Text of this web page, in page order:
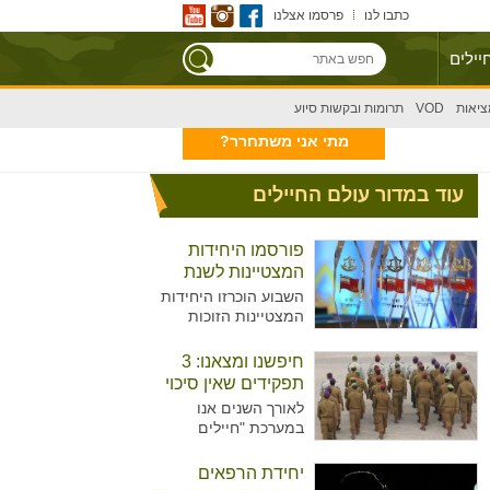
כתבו לנו פרסמו אצלנו
VOD תרומות ובקשות סיוע
מתי אני משתחרר?
עוד במדור עולם החיילים
פורסמו היחידות
המצטיינות לשנת
2020
השבוע הוכרזו היחידות
המצטיינות הזוכות
2020, שיוענק בטקס
שיתקיים בחודש הבא.
האם היחידה שלכם
ברשימה?
חיפשנו ומצאנו: 3
תפקידים שאין סיכוי
שאתם מכירים
לאורך השנים אנו
במערכת "חיילים
לצעירים העומדים לפני
יחידת הרפאים